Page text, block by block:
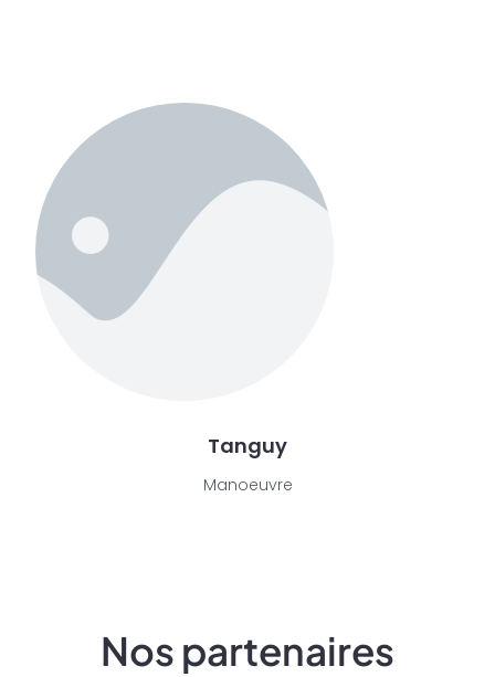
Tanguy
Manoeuvre
Nos partenaires